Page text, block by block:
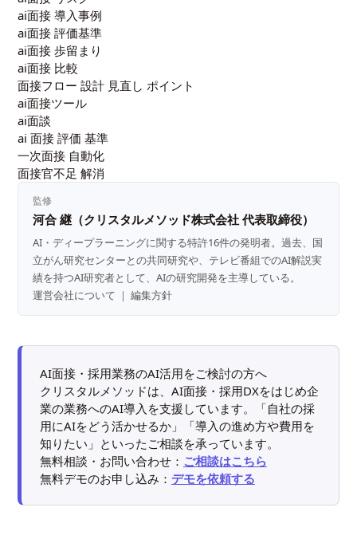
ai面接 導入事例
ai面接 評価基準
ai面接 歩留まり
ai面接 比較
面接フロー 設計 見直し ポイント
ai面接ツール
ai面談
ai 面接 評価 基準
一次面接 自動化
面接官不足 解消
監修
河合 継（クリスタルメソッド株式会社 代表取締役）
AI・ディープラーニングに関する特許16件の発明者。過去、国
立がん研究センターとの共同研究や、テレビ番組でのAI解説実
績を持つAI研究者として、AIの研究開発を主導している。
運営会社について ｜編集方針
AI面接・採用業務のAI活用をご検討の方へ
クリスタルメソッドは、AI面接・採用DXをはじめ企
業の業務へのAI導入を支援しています。「自社の採
用にAIをどう活かせるか」「導入の進め方や費用を
知りたい」といったご相談を承っています。
無料相談・お問い合わせ： ご相談はこちら
無料デモのお申し込み： デモを依頼する